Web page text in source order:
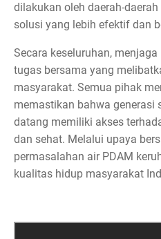
dilakukan oleh daerah-
solusi yang lebih efektif dan
Secara keseluruhan,
tugas bersama yang
masyarakat. Semua pihak
memastikan bahwa generasi
datang memiliki akses
dan sehat. Melalui upaya
permasalahan air PDAM
kualitas hidup masyarakat